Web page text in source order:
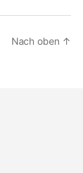
Nach oben ↑